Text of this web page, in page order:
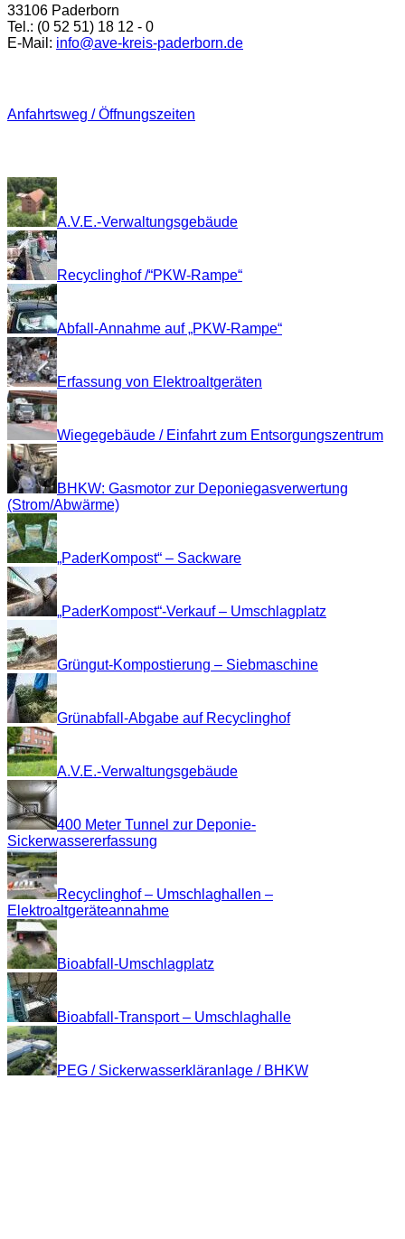
33106 Paderborn
Tel.: (0 52 51) 18 12 - 0
E-Mail: info@ave-kreis-paderborn.de
Anfahrtsweg / Öffnungszeiten
A.V.E.-Verwaltungsgebäude
Recyclinghof /“PKW-Rampe“
Abfall-Annahme auf „PKW-Rampe“
Erfassung von Elektroaltgeräten
Wiegegebäude / Einfahrt zum Entsorgungszentrum
BHKW: Gasmotor zur Deponiegasverwertung
(Strom/Abwärme)
„PaderKompost“ – Sackware
„PaderKompost“-Verkauf – Umschlagplatz
Grüngut-Kompostierung – Siebmaschine
Grünabfall-Abgabe auf Recyclinghof
A.V.E.-Verwaltungsgebäude
400 Meter Tunnel zur Deponie-
Sickerwassererfassung
Recyclinghof – Umschlaghallen –
Elektroaltgeräteannahme
Bioabfall-Umschlagplatz
Bioabfall-Transport – Umschlaghalle
PEG / Sickerwasserkläranlage / BHKW